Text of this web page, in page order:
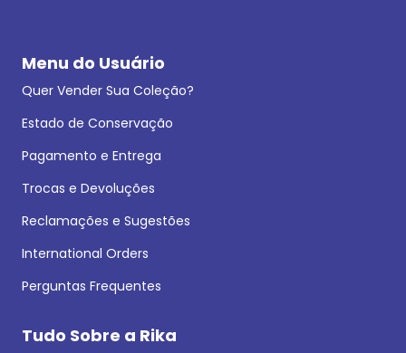
Menu do Usuário
Quer Vender Sua Coleção?
Estado de Conservação
Pagamento e Entrega
Trocas e Devoluções
Reclamações e Sugestões
International Orders
Perguntas Frequentes
Tudo Sobre a Rika